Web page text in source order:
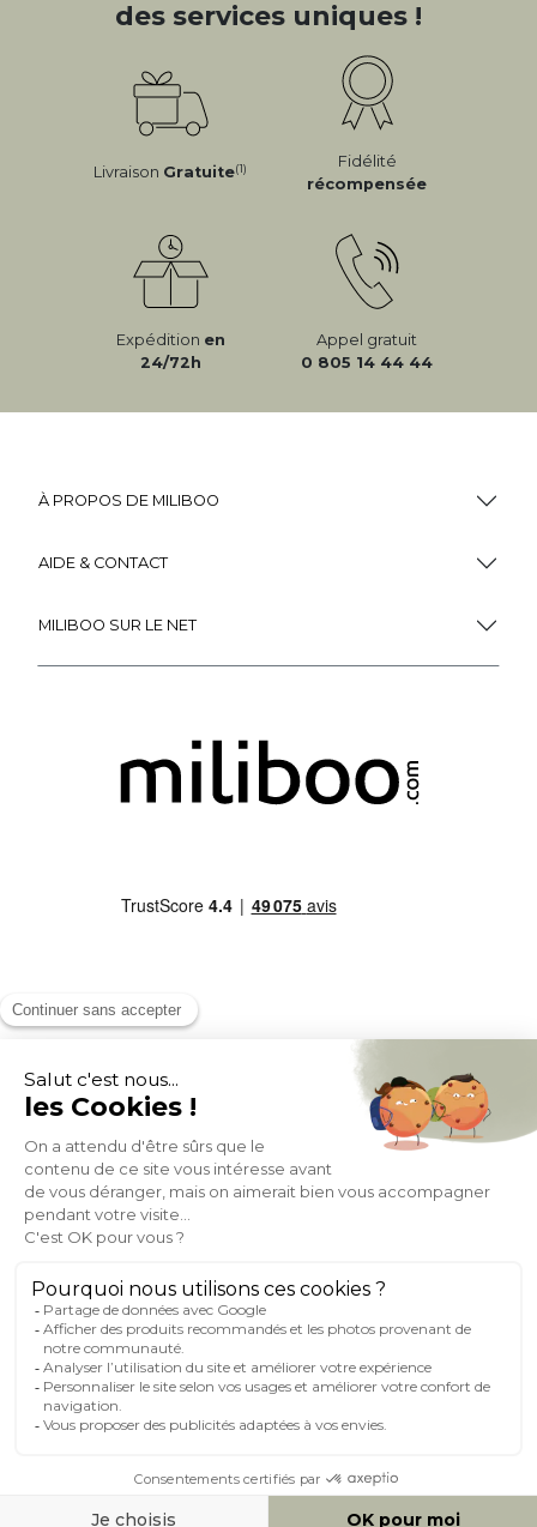
des services uniques !
Livraison Gratuite(1)
Fidélité
récompensée
Expédition en
24/72h
Appel gratuit
0 805 14 44 44
À PROPOS DE MILIBOO
AIDE & CONTACT
MILIBOO SUR LE NET
MOYENS DE PAIEMENT
FRANCE
© 2007-2026 Miliboo
Tous droits réservés